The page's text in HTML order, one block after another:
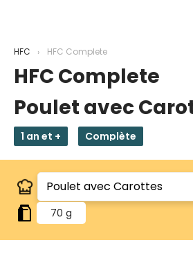
HFC HFC Complete
HFC Complete
Poulet avec
1 an et + Complète
70 g